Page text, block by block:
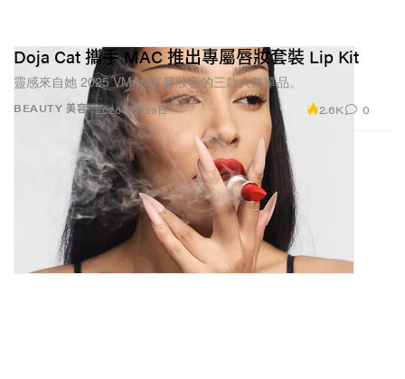
BEAUTY 美容
Doja Cat 攜手 MAC 推出專屬唇妝套裝 Lip Kit
靈感來自她 2025 VMAs 紅唇妝容的三款人氣單品。
2026年1月29日 2.6K 0